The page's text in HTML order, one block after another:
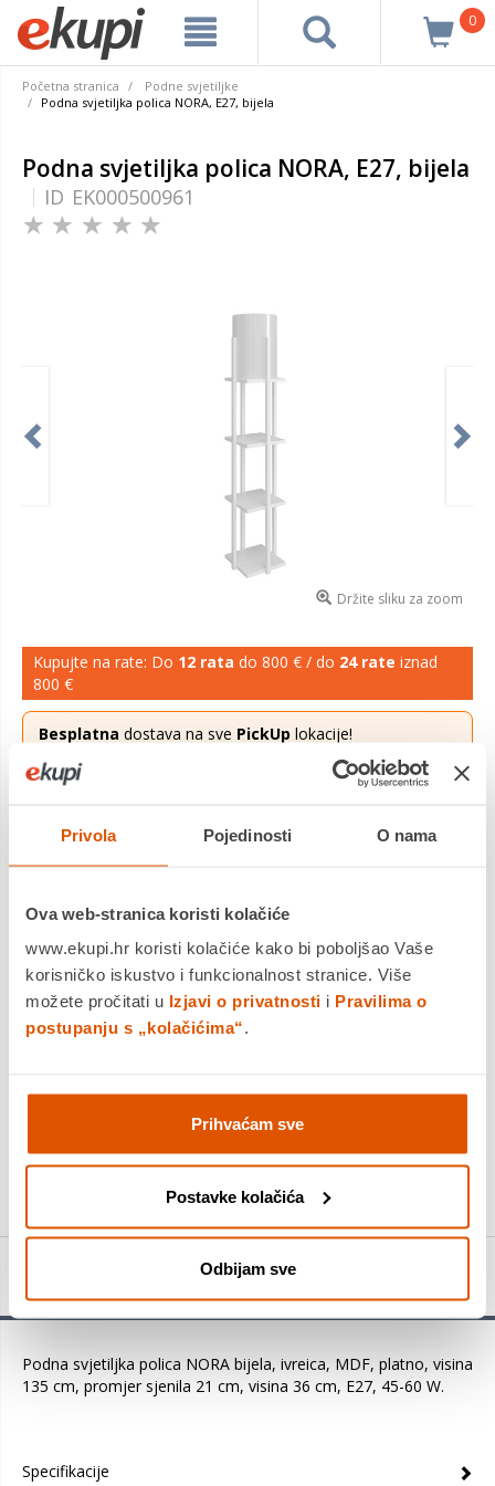
Privola Pojedinosti O nama
Ova web-stranica koristi kolačiće
www.ekupi.hr koristi kolačiće kako bi poboljšao Vaše
korisničko iskustvo i funkcionalnost stranice. Više
možete pročitati u Izjavi o privatnosti i Pravilima o
postupanju s „kolačićima“.
Prihvaćam sve
Postavke kolačića
Odbijam sve
0
Početna stranica
Podne svjetiljke
Podna svjetiljka polica NORA, E27, bijela
Podna svjetiljka polica NORA, E27, bijela
ID EK000500961
Držite sliku za zoom
Kupujte na rate: Do 12 rata do 800 € / do 24 rate iznad
800 €
Besplatna dostava na sve PickUp lokacije!
Ponuda vrijedi za narudžbe zaprimljene do 31.08.2026.
Više saznaj
Cijena 67,54 €
135 cm, promjer sjenila 21 cm, visina 36 cm, E27, 45-60 W.
Platite gotovinom pri preuzimanju, Internet bankarstvom, karticama
jednokratno i na rate
Povrat robe moguć unutar 14 dana
KUPITE ODMAH
Usporedite proizvod
Podna svjetiljka polica NORA bijela, ivreica, MDF, platno, visina
135 cm, promjer sjenila 21 cm, visina 36 cm, E27, 45-60 W.
Specifikacije